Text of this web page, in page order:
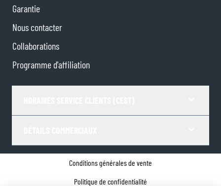
Garantie
Nous contacter
Collaborations
Programme d'affiliation
Conditions générales de vente
Politique de confidentialité